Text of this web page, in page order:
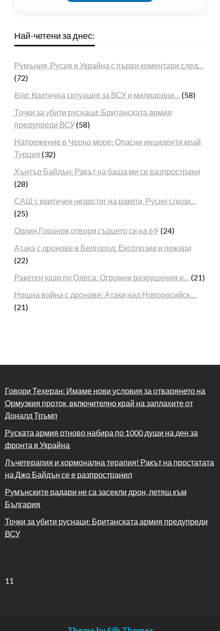
Най-четени за днес:
Румъния, Русия и Украйна с първи коментари след…
(72)
Bild: Критична ситуация за ВСУ и милиардни… (58)
Точки за убити руснаци: Британската армия
предупреди ВСУ(58)
Напрежение в Черно море: Опасни инциденти край
Турция (32)
Хънтър Байдън: Ракът на баща ми се разпространи
(28)
САЩ с критичен недостиг на ракети, Русия следи…
(25)
Орлин Горанов отвори сърцето си на 69 (24)
Атака с дронове в Белгород: Експлозии и пожари
(22)
Ракетен удар по Одеса: Огромни разрушения и… (21)
Нощна война с дронове: Атаки над Новоросийск,…
(21)
Говори Техеран: Имаме нови условия за отварянето на
Ормузкия проток, включително край на заплахите от
Доналд Тръмп
Руската армия отново набира по 1000 души на ден за
фронта в Украйна
Лъчетерапия и хормонална терапия! Ракът на простатата
на Джо Байдън се е разпространил
Румънските радари не са засекли дрон, летящ към
България
Точки за убити руснаци: Британската армия предупреди
ВСУ
11